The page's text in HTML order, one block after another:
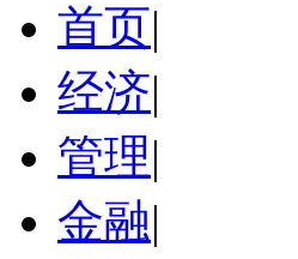
首页|
经济|
管理|
金融|